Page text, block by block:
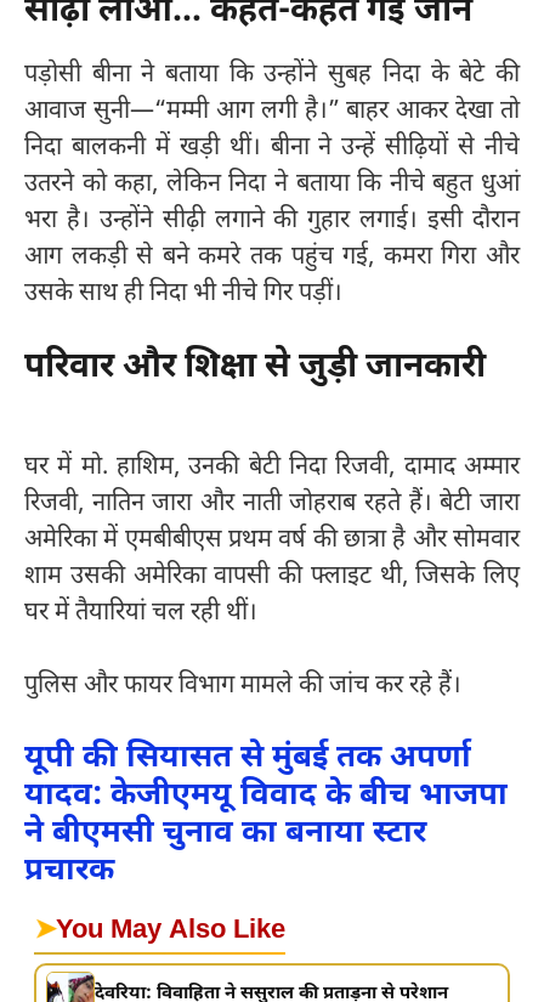
सीढ़ी लाओ… कहते-कहते गई जान
पड़ोसी बीना ने बताया कि उन्होंने सुबह निदा के बेटे की
आवाज सुनी—“मम्मी आग लगी है।” बाहर आकर देखा तो
निदा बालकनी में खड़ी थीं। बीना ने उन्हें सीढ़ियों से नीचे
उतरने को कहा, लेकिन निदा ने बताया कि नीचे बहुत धुआं
भरा है। उन्होंने सीढ़ी लगाने की गुहार लगाई। इसी दौरान
आग लकड़ी से बने कमरे तक पहुंच गई, कमरा गिरा और
उसके साथ ही निदा भी नीचे गिर पड़ीं।
परिवार और शिक्षा से जुड़ी जानकारी
घर में मो. हाशिम, उनकी बेटी निदा रिजवी, दामाद अम्मार
रिजवी, नातिन जारा और नाती जोहराब रहते हैं। बेटी जारा
अमेरिका में एमबीबीएस प्रथम वर्ष की छात्रा है और सोमवार
शाम उसकी अमेरिका वापसी की फ्लाइट थी, जिसके लिए
घर में तैयारियां चल रही थीं।
पुलिस और फायर विभाग मामले की जांच कर रहे हैं।
यूपी की सियासत से मुंबई तक अपर्णा
यादव: केजीएमयू विवाद के बीच भाजपा
ने बीएमसी चुनाव का बनाया स्टार
प्रचारक
➤You May Also Like
देवरिया: विवाहिता ने ससुराल की प्रताड़ना से परेशान